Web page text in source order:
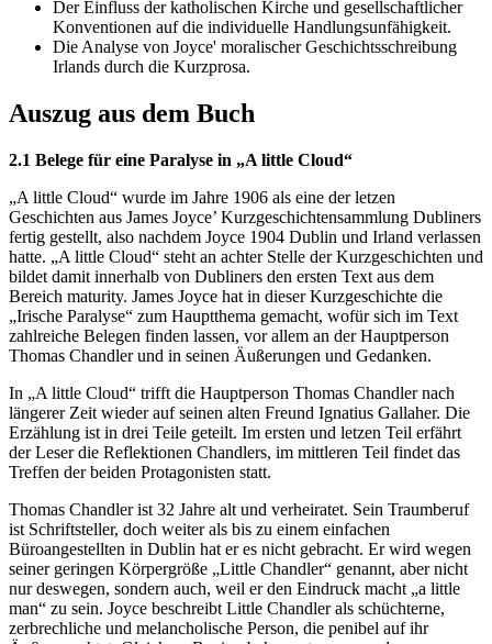
Der Einfluss der katholischen Kirche und gesellschaftlicher
Konventionen auf die individuelle Handlungsunfähigkeit.
Die Analyse von Joyce' moralischer Geschichtsschreibung
Irlands durch die Kurzprosa.
Auszug aus dem Buch
2.1 Belege für eine Paralyse in „A little Cloud“
„A little Cloud“ wurde im Jahre 1906 als eine der letzen
Geschichten aus James Joyce’ Kurzgeschichtensammlung Dubliners
fertig gestellt, also nachdem Joyce 1904 Dublin und Irland verlassen
hatte. „A little Cloud“ steht an achter Stelle der Kurzgeschichten und
bildet damit innerhalb von Dubliners den ersten Text aus dem
Bereich maturity. James Joyce hat in dieser Kurzgeschichte die
„Irische Paralyse“ zum Hauptthema gemacht, wofür sich im Text
zahlreiche Belegen finden lassen, vor allem an der Hauptperson
Thomas Chandler und in seinen Äußerungen und Gedanken.
In „A little Cloud“ trifft die Hauptperson Thomas Chandler nach
längerer Zeit wieder auf seinen alten Freund Ignatius Gallaher. Die
Erzählung ist in drei Teile geteilt. Im ersten und letzen Teil erfährt
der Leser die Reflektionen Chandlers, im mittleren Teil findet das
Treffen der beiden Protagonisten statt.
Thomas Chandler ist 32 Jahre alt und verheiratet. Sein Traumberuf
ist Schriftsteller, doch weiter als bis zu einem einfachen
Büroangestellten in Dublin hat er es nicht gebracht. Er wird wegen
seiner geringen Körpergröße „Little Chandler“ genannt, aber nicht
nur deswegen, sondern auch, weil er den Eindruck macht „a little
man“ zu sein. Joyce beschreibt Little Chandler als schüchterne,
zerbrechliche und melancholische Person, die penibel auf ihr